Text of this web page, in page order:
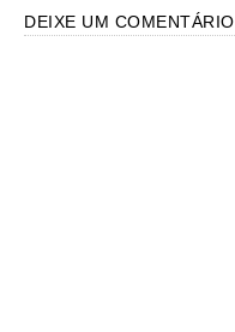
DEIXE UM COMENTÁRIO